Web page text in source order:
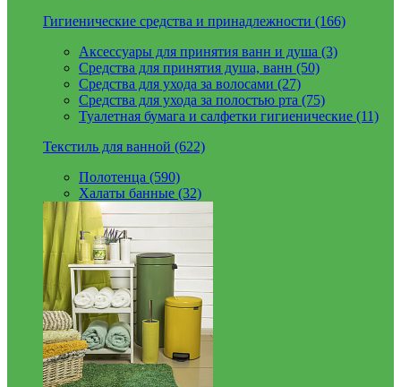
Гигиенические средства и принадлежности (166)
Аксессуары для принятия ванн и душа (3)
Средства для принятия душа, ванн (50)
Средства для ухода за волосами (27)
Средства для ухода за полостью рта (75)
Туалетная бумага и салфетки гигиенические (11)
Текстиль для ванной (622)
Полотенца (590)
Халаты банные (32)